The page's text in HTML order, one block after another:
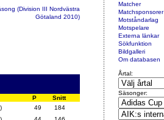
(Division III Nordvästra
Götaland 2010)
P
Snitt
49
184
Matcher
Matchsponsorer
Motståndarlag
Motspelare
Externa länkar
Sökfunktion
Bildgalleri
Om databasen
Årtal:
Säsonger: